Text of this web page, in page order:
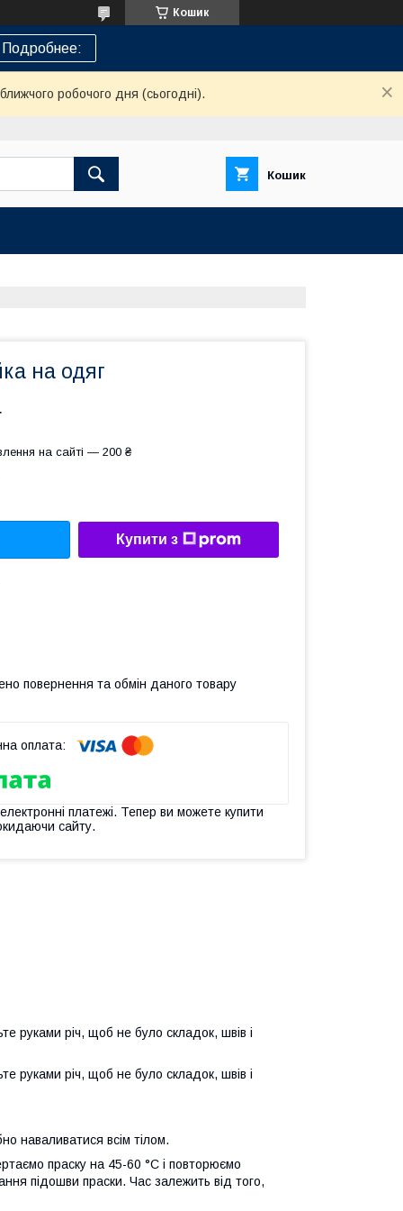
Кошик
Подробнее:
робочого дня (сьогодні).
Кошик
на одяг
на сайті — 200 ₴
Купити з
повернення та обмін даного товару
платежі. Тепер ви можете купити
сайту.
руками річ, щоб не було складок, швів і
руками річ, щоб не було складок, швів і
наваливатися всім тілом.
праску на 45-60 °C і повторюємо
підошви праски. Час залежить від того,